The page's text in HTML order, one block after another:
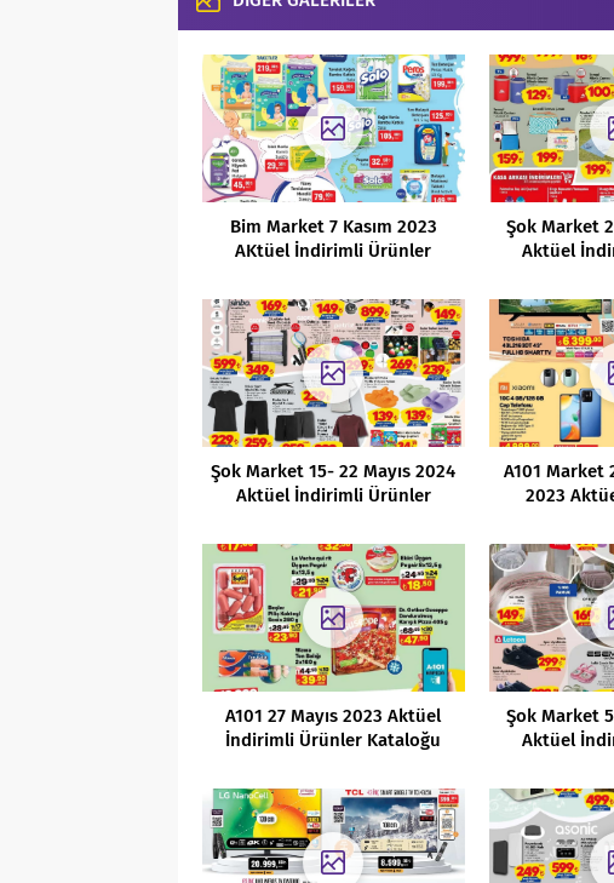
Bim Market 7 Kasım 2023
AKtüel İndirimli Ürünler
Şok Market
Aktüel
Şok Market 15- 22 Mayıs 2024
Aktüel İndirimli Ürünler
A101 Market
2023
A101 27 Mayıs 2023 Aktüel
İndirimli Ürünler Kataloğu
Şok Market
Aktüel